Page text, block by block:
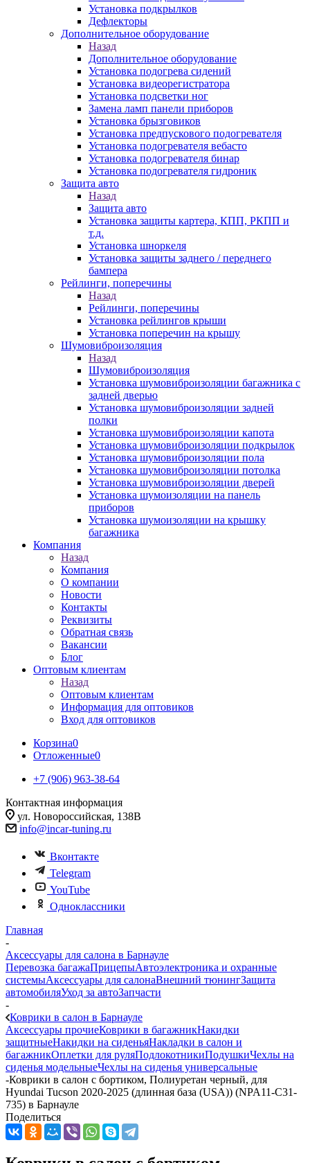
Установка подкрылков
Дефлекторы
Дополнительное оборудование
Назад
Дополнительное оборудование
Установка подогрева сидений
Установка видеорегистратора
Установка подсветки ног
Замена ламп панели приборов
Установка брызговиков
Установка предпускового подогревателя
Установка подогревателя вебасто
Установка подогревателя бинар
Установка подогревателя гидроник
Защита авто
Назад
Защита авто
Установка защиты картера, КПП, РКПП и
т.д.
Установка шноркеля
Установка защиты заднего / переднего
бампера
Рейлинги, поперечины
Назад
Рейлинги, поперечины
Установка рейлингов крыши
Установка поперечин на крышу
Шумовиброизоляция
Назад
Шумовиброизоляция
Установка шумовиброизоляции багажника с
задней дверью
Установка шумовиброизоляции задней
полки
Установка шумовиброизоляции капота
Установка шумовиброизоляции подкрылок
Установка шумовиброизоляции пола
Установка шумовиброизоляции потолка
Установка шумовиброизоляции дверей
Установка шумоизоляции на панель
приборов
Установка шумоизоляции на крышку
багажника
Компания
Назад
Компания
О компании
Новости
Контакты
Реквизиты
Обратная связь
Вакансии
Блог
Оптовым клиентам
Назад
Оптовым клиентам
Информация для оптовиков
Вход для оптовиков
Корзина0
Отложенные0
+7 (906) 963-38-64
Контактная информация
ул. Новороссийская, 138В
info@incar-tuning.ru
Вконтакте
Telegram
YouTube
Одноклассники
Главная
-
Аксессуары для салона в Барнауле
Перевозка багажаПрицепыАвтоэлектроника и охранные
системыАксессуары для салонаВнешний тюнингЗащита
автомобиляУход за автоЗапчасти
-
Коврики в салон в Барнауле
Аксессуары прочиеКоврики в багажникНакидки
защитныеНакидки на сиденьяНакладки в салон и
багажникОплетки для руляПодлокотникиПодушкиЧехлы на
сиденья модельныеЧехлы на сиденья универсальные
-Коврики в салон с бортиком, Полиуретан черный, для
Hyundai Tucson 2020-2025 (длинная база (USA)) (NPA11-C31-
735) в Барнауле
Поделиться